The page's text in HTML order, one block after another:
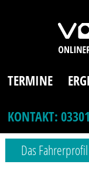
TERMINE
KONTAKT:
Das